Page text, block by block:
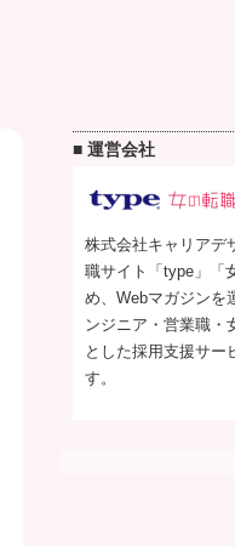
■ 運営会社
株式会社キャリアデ
職サイト「type」「
め、Webマガジンを
ンジニア・営業職・
とした採用支援サー
す。